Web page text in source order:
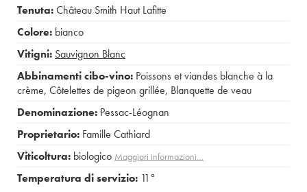
Tenuta:Château Smith Haut Lafitte
Colore: bianco
Vitigni: Sauvignon Blanc
Abbinamenti cibo-vino: Poissons et viandes blanche à la
crème, Côtelettes de pigeon grillée, Blanquette de veau
Denominazione: Pessac-Léognan
Proprietario: Famille Cathiard
Viticoltura: biologico Maggiori informazioni…
Temperatura di servizio: 11°